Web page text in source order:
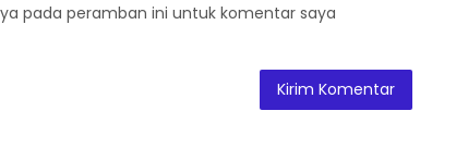
pada peramban ini untuk komentar saya